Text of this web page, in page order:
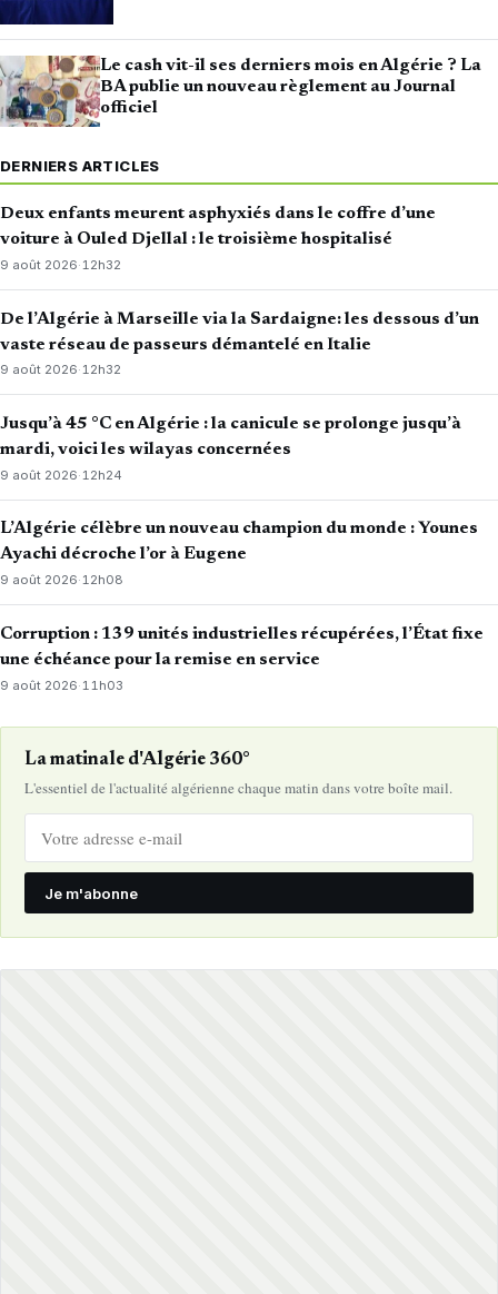
Le cash vit-il ses derniers mois en Algérie ? La
BA publie un nouveau règlement au Journal
officiel
DERNIERS ARTICLES
Deux enfants meurent asphyxiés dans le coffre d’une
voiture à Ouled Djellal : le troisième hospitalisé
9 août 2026·12h32
De l’Algérie à Marseille via la Sardaigne: les dessous d’un
vaste réseau de passeurs démantelé en Italie
9 août 2026·12h32
Jusqu’à 45 °C en Algérie : la canicule se prolonge jusqu’à
mardi, voici les wilayas concernées
9 août 2026·12h24
L’Algérie célèbre un nouveau champion du monde : Younes
Ayachi décroche l’or à Eugene
9 août 2026·12h08
Corruption : 139 unités industrielles récupérées, l’État fixe
une échéance pour la remise en service
9 août 2026· 11h03
La matinale d'Algérie 360°
L'essentiel de l'actualité algérienne chaque matin dans votre boîte mail.
Je m'abonne